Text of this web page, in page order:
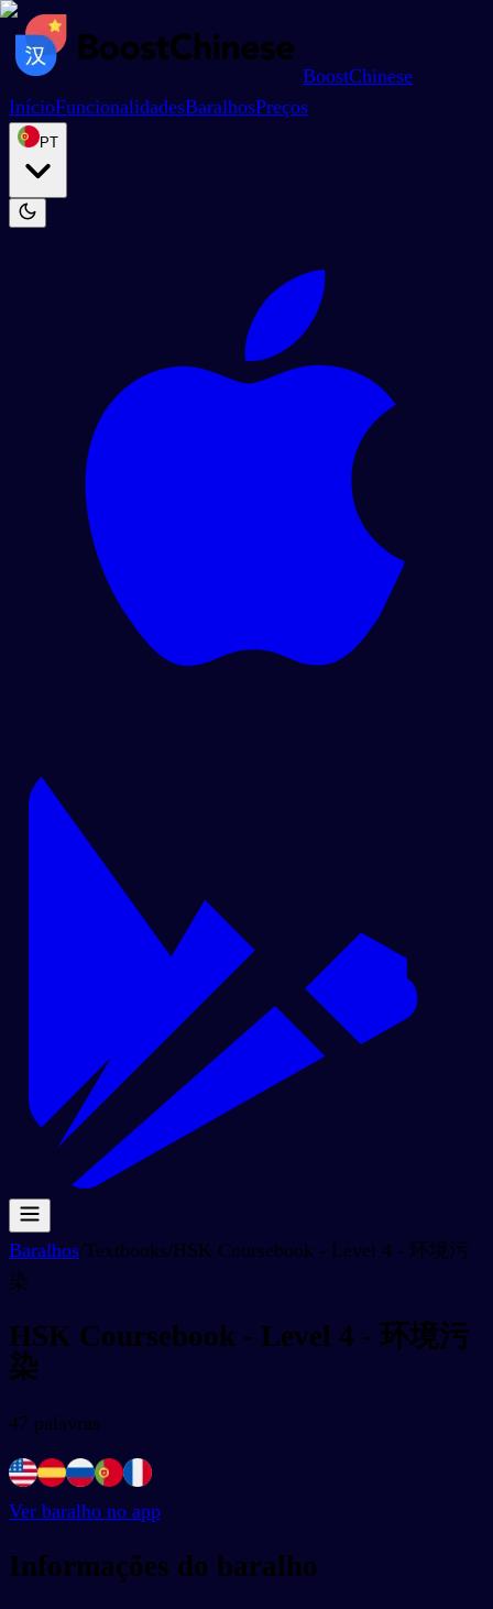
BoostChinese
InícioFuncionalidadesBaralhosPreços
PT
Baralhos/Textbooks/HSK Coursebook - Level 4 - 环境污
染
HSK Coursebook - Level 4 - 环境污
染
47 palavras
Ver baralho no app
Informações do baralho